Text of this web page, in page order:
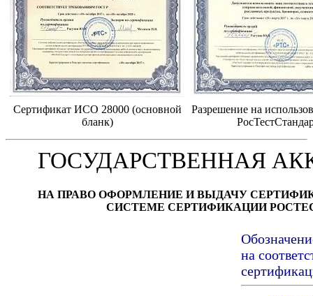
Сертификат ИСО 28000 (основной
бланк)
Разрешение на
ГОСУДАРСТВЕННАЯ
НА ПРАВО ОФОРМЛЕНИЕ И ВЫДАЧУ
СИСТЕМЕ СЕРТИФИКАЦИИ
на